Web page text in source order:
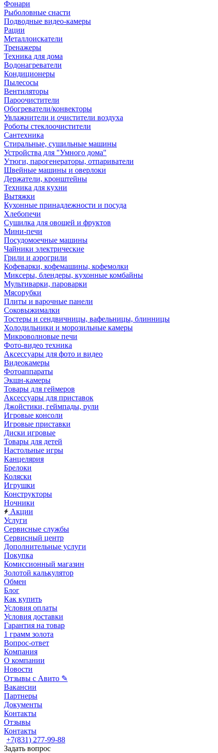
Фонари
Рыболовные снасти
Подводные видео-камеры
Рации
Металлоискатели
Тренажеры
Техника для дома
Водонагреватели
Кондиционеры
Пылесосы
Вентиляторы
Пароочистители
Обогреватели/конвекторы
Увлажнители и очистители воздуха
Роботы стеклоочистители
Сантехника
Стиральные, сушильные машины
Устройства для "Умного дома"
Утюги, парогенераторы, отпариватели
Швейные машины и оверлоки
Держатели, кронштейны
Техника для кухни
Вытяжки
Кухонные принадлежности и посуда
Хлебопечи
Сушилка для овощей и фруктов
Мини-печи
Посудомоечные машины
Чайники электрические
Грили и аэрогрили
Кофеварки, кофемашины, кофемолки
Миксеры, блендеры, кухонные комбайны
Мультиварки, пароварки
Мясорубки
Плиты и варочные панели
Соковыжималки
Тостеры и сендвичницы, вафельницы, блинницы
Холодильники и морозильные камеры
Микроволновые печи
Фото-видео техника
Аксессуары для фото и видео
Видеокамеры
Фотоаппараты
Экшн-камеры
Товары для геймеров
Аксессуары для приставок
Джойстики, геймпады, рули
Игровые консоли
Игровые приставки
Диски игровые
Товары для детей
Настольные игры
Канцелярия
Брелоки
Коляски
Игрушки
Конструкторы
Ночники
Акции
Услуги
Сервисные службы
Сервисный центр
Дополнительные услуги
Покупка
Комиссионный магазин
Золотой калькулятор
Обмен
Блог
Как купить
Условия оплаты
Условия доставки
Гарантия на товар
1 грамм золота
Вопрос-ответ
Компания
О компании
Новости
Отзывы с Авито ✎
Вакансии
Партнеры
Документы
Контакты
Отзывы
Контакты
+7(831) 277-99-88
Задать вопрос